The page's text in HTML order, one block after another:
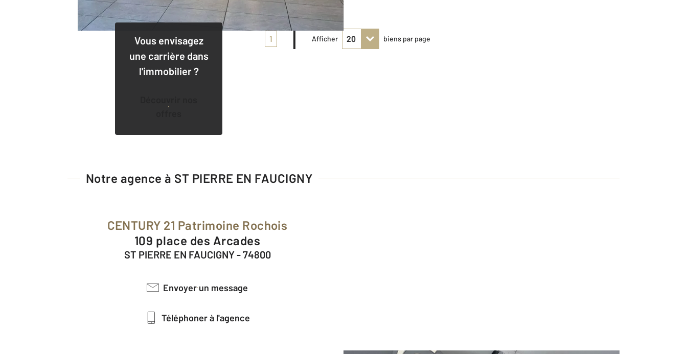
Vous envisagez
une carrière dans
l'immobilier ?
1 Afficher biens par page
Notre agence à ST PIERRE EN FAUCIGNY
CENTURY 21 Patrimoine Rochois
109 place des Arcades
ST PIERRE EN FAUCIGNY - 74800
Envoyer un message
Téléphoner à l'agence